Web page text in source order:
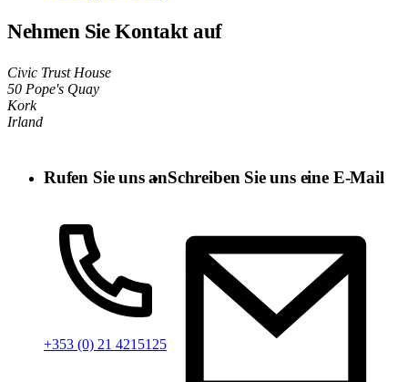
Nehmen Sie Kontakt auf
Civic Trust House
50 Pope's Quay
Kork
Irland
Rufen Sie uns an
+353 (0) 21 4215125
Schreiben Sie uns eine E-Mail